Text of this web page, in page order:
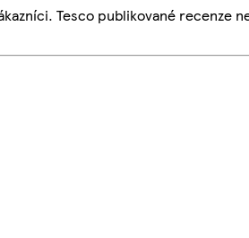
Tesco publikované recenze